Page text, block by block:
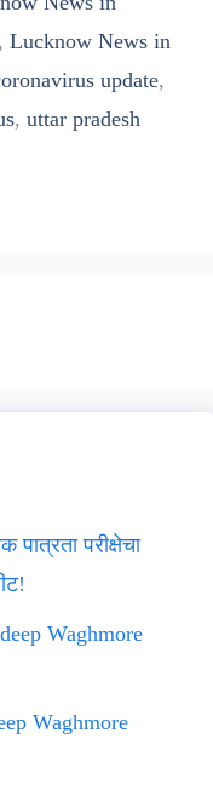
Lucknow News in
update,
, uttar pradesh
परीक्षेचा
Waghmore
Waghmore